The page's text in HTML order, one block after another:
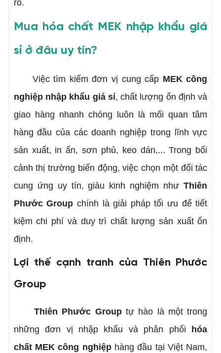
ro.
Mua hóa chất MEK nhập khẩu giá
sỉ ở đâu uy tín?
Việc tìm kiếm đơn vị cung cấp MEK công
nghiệp nhập khẩu giá sỉ, chất lượng ổn định và
giao hàng nhanh chóng luôn là mối quan tâm
hàng đầu của các doanh nghiệp trong lĩnh vực
sản xuất, in ấn, sơn phủ, keo dán,... Trong bối
cảnh thị trường biến động, việc chọn một đối tác
cung ứng uy tín, giàu kinh nghiệm nhưThiên
Phước Group chính là giải pháp tối ưu để tiết
kiệm chi phí và duy trì chất lượng sản xuất ổn
định.
Lợi thế cạnh tranh của Thiên Phước
Group
Thiên Phước Grouptự hào là một trong
những đơn vị nhập khẩu và phân phối hóa
chất MEK công nghiệphàng đầu tại Việt Nam,